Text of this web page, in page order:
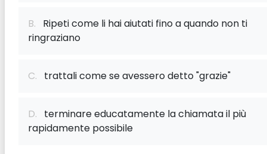
B. Ripeti come li hai aiutati fino a quando non ti
ringraziano
C. trattali come se avessero detto "grazie"
D. terminare educatamente la chiamata il più
rapidamente possibile